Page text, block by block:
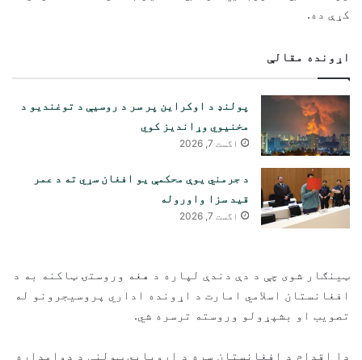
کړې ده.
اړونده مقالې
پولنډ د اوکراین پر سر د روسیې د توغندیو د
مخنیوي وړاندیز کوي
اگست 7, 2026
د جرمني یوې محکمې یو افغان سړي ته د عمر
قید سزا واوروله
اگست 7, 2026
ټینګار شوی چې د دې دندې لپاره د هغه وروستۍ ټاکنه به د
افغانستان اسلامي امارت د اړونده اداري پروسیجرونو له
تصویب او بشپړولو وروسته ترسره شي.
دا اقدام د افغانستان سره د اروپايي ټولنې د دوامداره